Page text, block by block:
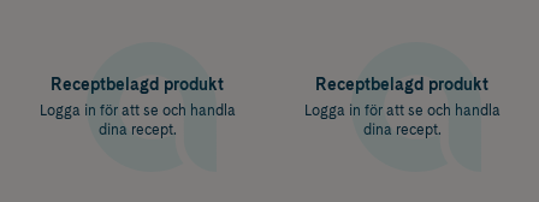
Receptbelagd produkt
Logga in för att se och handla
dina recept.
Receptbelagd produkt
Logga in för att se och handla
dina recept.